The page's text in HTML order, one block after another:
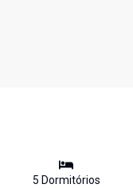
5 Dormitórios